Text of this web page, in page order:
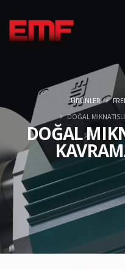
DOĞAL
ÜRÜNLER
DOĞAL